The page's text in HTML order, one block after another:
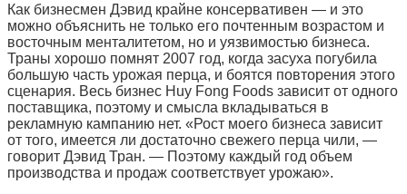
Как бизнесмен Дэвид крайне консервативен — и это
можно объяснить не только его почтенным возрастом и
восточным менталитетом, но и уязвимостью бизнеса.
Траны хорошо помнят 2007 год, когда засуха погубила
большую часть урожая перца, и боятся повторения этого
сценария. Весь бизнес Huy Fong Foods зависит от одного
поставщика, поэтому и смысла вкладываться в
рекламную кампанию нет. «Рост моего бизнеса зависит
от того, имеется ли достаточно свежего перца чили, —
говорит Дэвид Тран. — Поэтому каждый год объем
производства и продаж соответствует урожаю».